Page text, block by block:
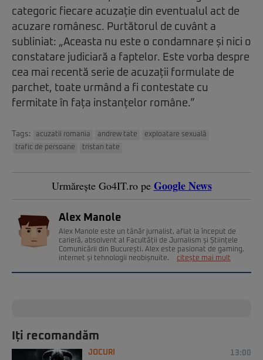
categoric fiecare acuzație din eventualul act de
acuzare românesc. Purtătorul de cuvânt a
subliniat: „Aceasta nu este o condamnare și nici o
constatare judiciară a faptelor. Este vorba despre
cea mai recentă serie de acuzații formulate de
parchet, toate urmând a fi contestate cu
fermitate în fața instanțelor române.”
Tags: acuzatii romania andrew tate
exploatare sexuală
trafic de persoane
tristan tate
Urmărește Go4IT.ro pe Google News
Alex Manole
Alex Manole este un tânăr jurnalist, aflat la început de
carieră, absolvent al Facultății de Jurnalism și Științele
Comunicării din București. Alex este pasionat de gaming,
internet și tehnologii neobișnuite.
citește mai mult
Iți recomandăm
JOCURI 13:00